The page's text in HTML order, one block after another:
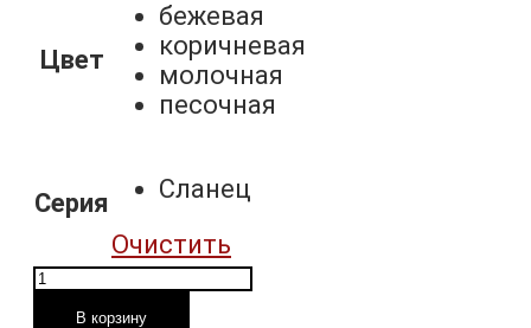
Цвет
бежевая
коричневая
молочная
песочная
Серия
Сланец
Очистить
Количество
товараВ корзину